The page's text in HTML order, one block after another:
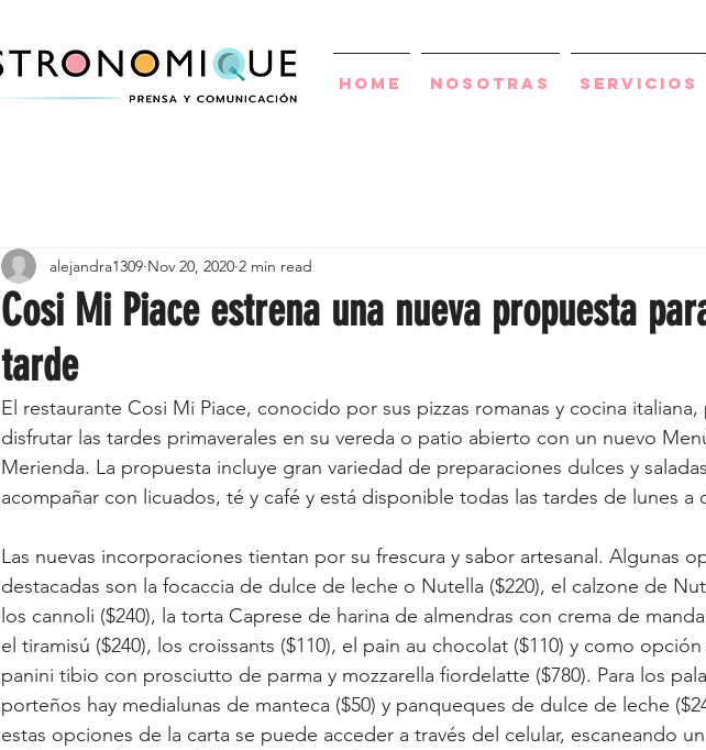
Home Nosotras Servicios
Cosi Mi Piace estrena una nueva propuesta
tarde
alejandra1309 Nov 20, 2020 2 min read
El restaurante Cosi Mi Piace, conocido por sus pizzas romanas y cocina
disfrutar las tardes primaverales en su vereda o patio abierto con un nuevo
Merienda. La propuesta incluye gran variedad de preparaciones dulces y
acompañar con licuados, té y café y está disponible todas las tardes de lunes a
Las nuevas incorporaciones tientan por su frescura y sabor artesanal. Algunas
destacadas son la focaccia de dulce de leche o Nutella ($220), el calzone de
los cannoli ($240), la torta Caprese de harina de almendras con crema de
el tiramisú ($240), los croissants ($110), el pain au chocolat ($110) y como opción
panini tibio con prosciutto de parma y mozzarella fiordelatte ($780). Para los
porteños hay medialunas de manteca ($50) y panqueques de dulce de leche
estas opciones de la carta se puede acceder a través del celular, escaneando